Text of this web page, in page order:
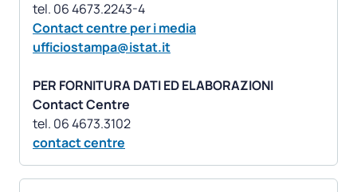
Contact centre per i media
ufficiostampa@istat.it
PER FORNITURA DATI ED ELABORAZIONI
Contact Centre
contact centre